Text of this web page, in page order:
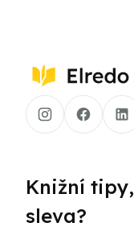
Knižní
sleva?